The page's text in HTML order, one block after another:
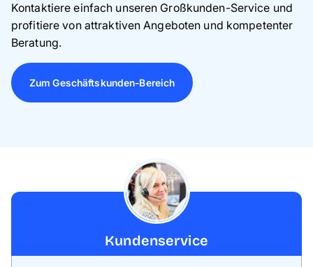
Kontaktiere einfach unseren Großkunden-Service und
profitiere von attraktiven Angeboten und kompetenter
Beratung.
Zum Geschäftskunden-Bereich
Kundenservice